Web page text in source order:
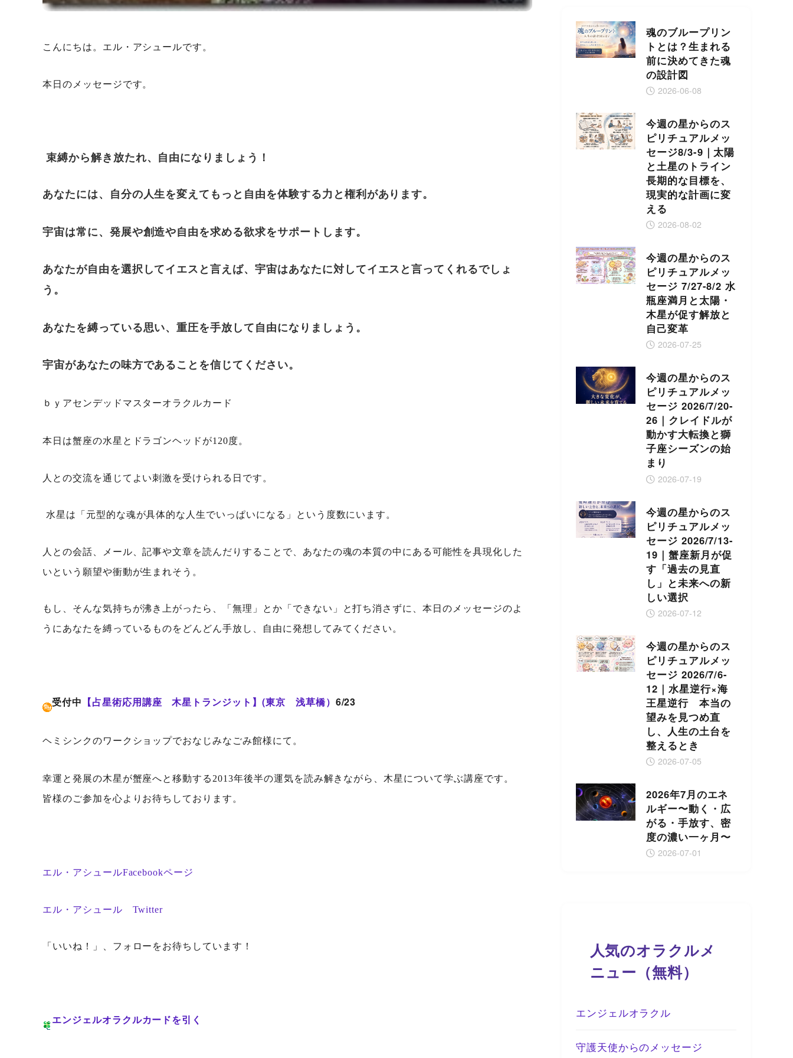
こんにちは。エル・アシュールです。
本日のメッセージです。
束縛から解き放たれ、自由になりましょう！
あなたには、自分の人生を変えてもっと自由を体験する力と権利があります。
宇宙は常に、発展や創造や自由を求める欲求をサポートします。
あなたが自由を選択してイエスと言えば、宇宙はあなたに対してイエスと言ってくれるでしょ
う。
あなたを縛っている思い、重圧を手放して自由になりましょう。
宇宙があなたの味方であることを信じてください。
ｂｙアセンデッドマスターオラクルカード
本日は蟹座の水星とドラゴンヘッドが120度。
人との交流を通じてよい刺激を受けられる日です。
水星は「元型的な魂が具体的な人生でいっぱいになる」という度数にいます。
人との会話、メール、記事や文章を読んだりすることで、あなたの魂の本質の中にある可能性を具現化した
いという願望や衝動が生まれそう。
もし、そんな気持ちが沸き上がったら、「無理」とか「できない」と打ち消さずに、本日のメッセージのよ
うにあなたを縛っているものをどんどん手放し、自由に発想してみてください。
受付中 【占星術応用講座 木星トランジット】(東京 浅草橋） 6/23
ヘミシンクのワークショップでおなじみなごみ館様にて。
幸運と発展の木星が蟹座へと移動する2013年後半の運気を読み解きながら、木星について学ぶ講座です。
皆様のご参加を心よりお待ちしております。
エル・アシュールFacebookページ
エル・アシュール Twitter
「いいね！」、フォローをお待ちしています！
エンジェルオラクルカードを引く
魂のブループリン
トとは？生まれる
前に決めてきた魂
の設計図
2026-06-08
今週の星からのス
ピリチュアルメッ
セージ8/3-9｜太陽
と土星のトライン
長期的な目標を、
現実的な計画に変
える
2026-08-02
今週の星からのス
ピリチュアルメッ
セージ 7/27-8/2 水
瓶座満月と太陽・
木星が促す解放と
自己変革
2026-07-25
今週の星からのス
ピリチュアルメッ
セージ 2026/7/20-
26｜クレイドルが
動かす大転換と獅
子座シーズンの始
まり
2026-07-19
今週の星からのス
ピリチュアルメッ
セージ 2026/7/13-
19｜蟹座新月が促
す「過去の見直
し」と未来への新
しい選択
2026-07-12
今週の星からのス
ピリチュアルメッ
セージ 2026/7/6-
12｜水星逆行×海
王星逆行 本当の
望みを見つめ直
し、人生の土台を
整えるとき
2026-07-05
2026年7月のエネ
ルギー〜動く・広
がる・手放す、密
度の濃い一ヶ月〜
2026-07-01
人気のオラクルメ
ニュー（無料）
エンジェルオラクル
守護天使からのメッセージ